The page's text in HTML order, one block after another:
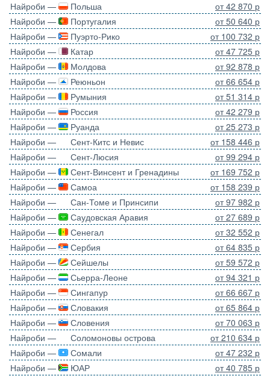
Найроби —
Польша
от 42 870 р
Найроби —
Португалия
от 50 640 р
Найроби —
Пуэрто-Рико
от 100 732 р
Найроби —
Катар
от 47 725 р
Найроби —
Молдова
от 92 878 р
Найроби —
Реюньон
от 66 654 р
Найроби —
Румыния
от 51 314 р
Найроби —
Россия
от 42 279 р
Найроби —
Руанда
от 25 273 р
Найроби —
Сент-Китс и Невис
от 158 446 р
Найроби —
Сент-Люсия
от 99 294 р
Найроби —
Сент-Винсент и Гренадины
от 169 752 р
Найроби —
Самоа
от 158 239 р
Найроби —
Сан-Томе и Принсипи
от 97 982 р
Найроби —
Саудовская Аравия
от 27 689 р
Найроби —
Сенегал
от 32 552 р
Найроби —
Сербия
от 64 835 р
Найроби —
Сейшелы
от 59 572 р
Найроби —
Сьерра-Леоне
от 94 321 р
Найроби —
Сингапур
от 66 667 р
Найроби —
Словакия
от 65 864 р
Найроби —
Словения
от 70 063 р
Найроби —
Соломоновы острова
от 210 634 р
Найроби —
Сомали
от 47 232 р
Найроби —
ЮАР
от 40 785 р